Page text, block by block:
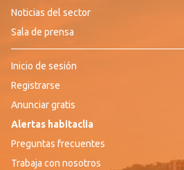
Noticias del sector
Sala de prensa
Inicio de sesión
Registrarse
Anunciar gratis
Alertas habitaclia
Preguntas frecuentes
Trabaja con nosotros